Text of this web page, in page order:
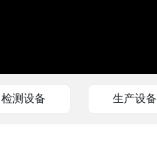
检测设备 生产设备